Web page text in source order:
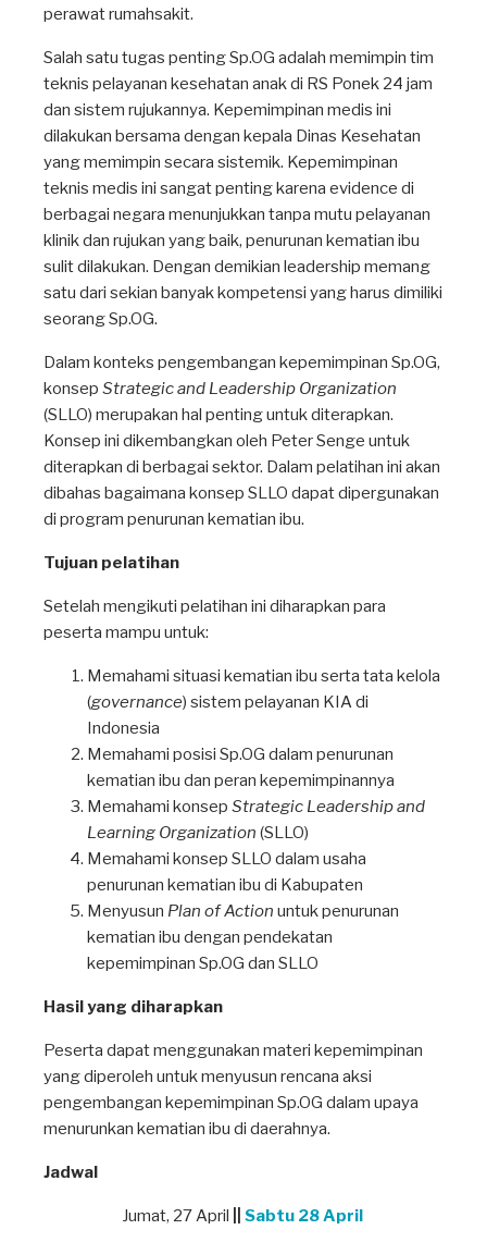
perawat rumahsakit.
Salah satu tugas penting Sp.OG adalah memimpin tim
teknis pelayanan kesehatan anak di RS Ponek 24 jam
dan sistem rujukannya. Kepemimpinan medis ini
dilakukan bersama dengan kepala Dinas Kesehatan
yang memimpin secara sistemik. Kepemimpinan
teknis medis ini sangat penting karena evidence di
berbagai negara menunjukkan tanpa mutu pelayanan
klinik dan rujukan yang baik, penurunan kematian ibu
sulit dilakukan. Dengan demikian leadership memang
satu dari sekian banyak kompetensi yang harus dimiliki
seorang Sp.OG.
Dalam konteks pengembangan kepemimpinan Sp.OG,
konsep Strategic and Leadership Organization
(SLLO) merupakan hal penting untuk diterapkan.
Konsep ini dikembangkan oleh Peter Senge untuk
diterapkan di berbagai sektor. Dalam pelatihan ini akan
dibahas bagaimana konsep SLLO dapat dipergunakan
di program penurunan kematian ibu.
Tujuan pelatihan
Setelah mengikuti pelatihan ini diharapkan para
peserta mampu untuk:
Memahami situasi kematian ibu serta tata kelola
(governance) sistem pelayanan KIA di
Indonesia
Memahami posisi Sp.OG dalam penurunan
kematian ibu dan peran kepemimpinannya
Memahami konsep Strategic Leadership and
Learning Organization (SLLO)
Memahami konsep SLLO dalam usaha
penurunan kematian ibu di Kabupaten
Menyusun Plan of Action untuk penurunan
kematian ibu dengan pendekatan
kepemimpinan Sp.OG dan SLLO
Hasil yang diharapkan
Peserta dapat menggunakan materi kepemimpinan
yang diperoleh untuk menyusun rencana aksi
pengembangan kepemimpinan Sp.OG dalam upaya
menurunkan kematian ibu di daerahnya.
Jadwal
Jumat, 27 April Sabtu 28 April